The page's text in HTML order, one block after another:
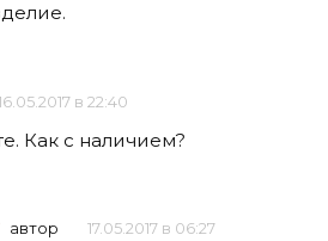
в 22:40
Как с наличием?
автор 17.05.2017 в 06:27